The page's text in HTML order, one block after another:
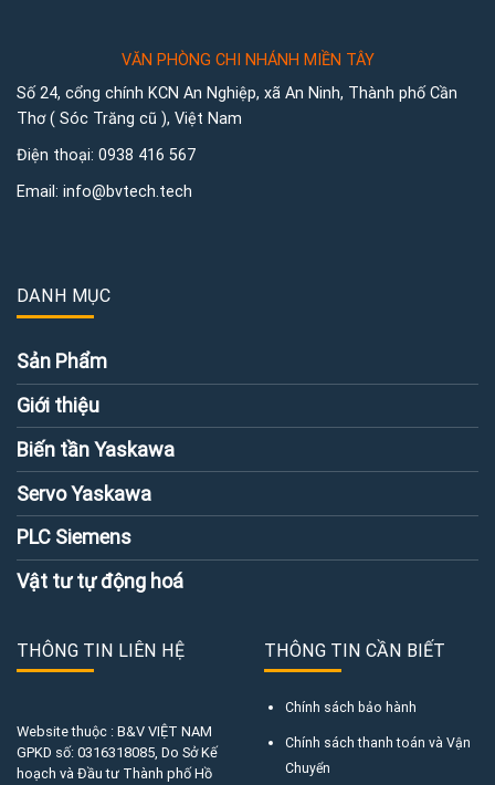
VĂN PHÒNG CHI NHÁNH MIỀN TÂY
Số 24, cổng chính KCN An Nghiệp, xã An Ninh, Thành phố Cần
Thơ ( Sóc Trăng cũ ), Việt Nam
Điện thoại: 0938 416 567
Email: info@bvtech.tech
DANH MỤC
Sản Phẩm
Giới thiệu
Biến tần Yaskawa
Servo Yaskawa
PLC Siemens
Vật tư tự động hoá
THÔNG TIN LIÊN HỆ
Website thuộc : B&V VIỆT NAM
GPKD số: 0316318085, Do Sở Kế
hoạch và Đầu tư Thành phố Hồ
THÔNG TIN CẦN BIẾT
Chính sách bảo hành
Chính sách thanh toán và Vận
Chuyển